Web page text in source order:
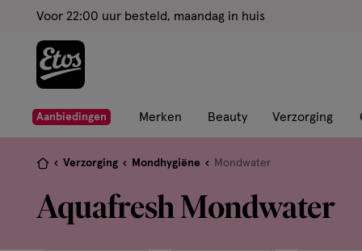
ga
de
hoofd
ga
naar
de
ga
naar
Voor 22:00 uur besteld, maandag in huis
Aanbiedingen Merken Beauty Verzorging
Je
hier:
Verzorging Mondhygiëne Mondwater
Aquafresh Mondwater